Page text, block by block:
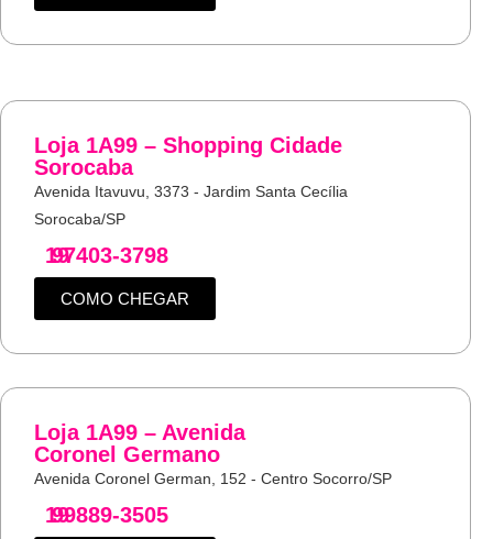
Loja 1A99 – Shopping Cidade
Sorocaba
Avenida Itavuvu, 3373 - Jardim Santa Cecília
Sorocaba/SP
19
97403-3798
COMO CHEGAR
Loja 1A99 – Avenida
Coronel Germano
Avenida Coronel German, 152 - Centro Socorro/SP
19
99889-3505